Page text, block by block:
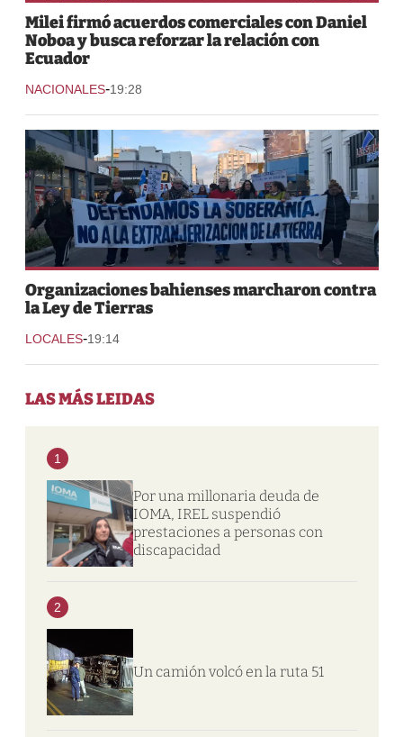
Milei firmó acuerdos comerciales con Daniel
Noboa y busca reforzar la relación con
Ecuador
NACIONALES-19:28
Organizaciones bahienses marcharon contra
la Ley de Tierras
LOCALES-19:14
LAS MÁS LEIDAS
1
Por una millonaria deuda de
IOMA, IREL suspendió
prestaciones a personas con
discapacidad
2
Un camión volcó en la ruta 51